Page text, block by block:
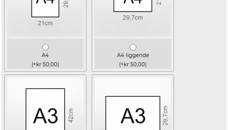
A4
(+kr 50,00)
A4 liggende
(+kr 50,00)